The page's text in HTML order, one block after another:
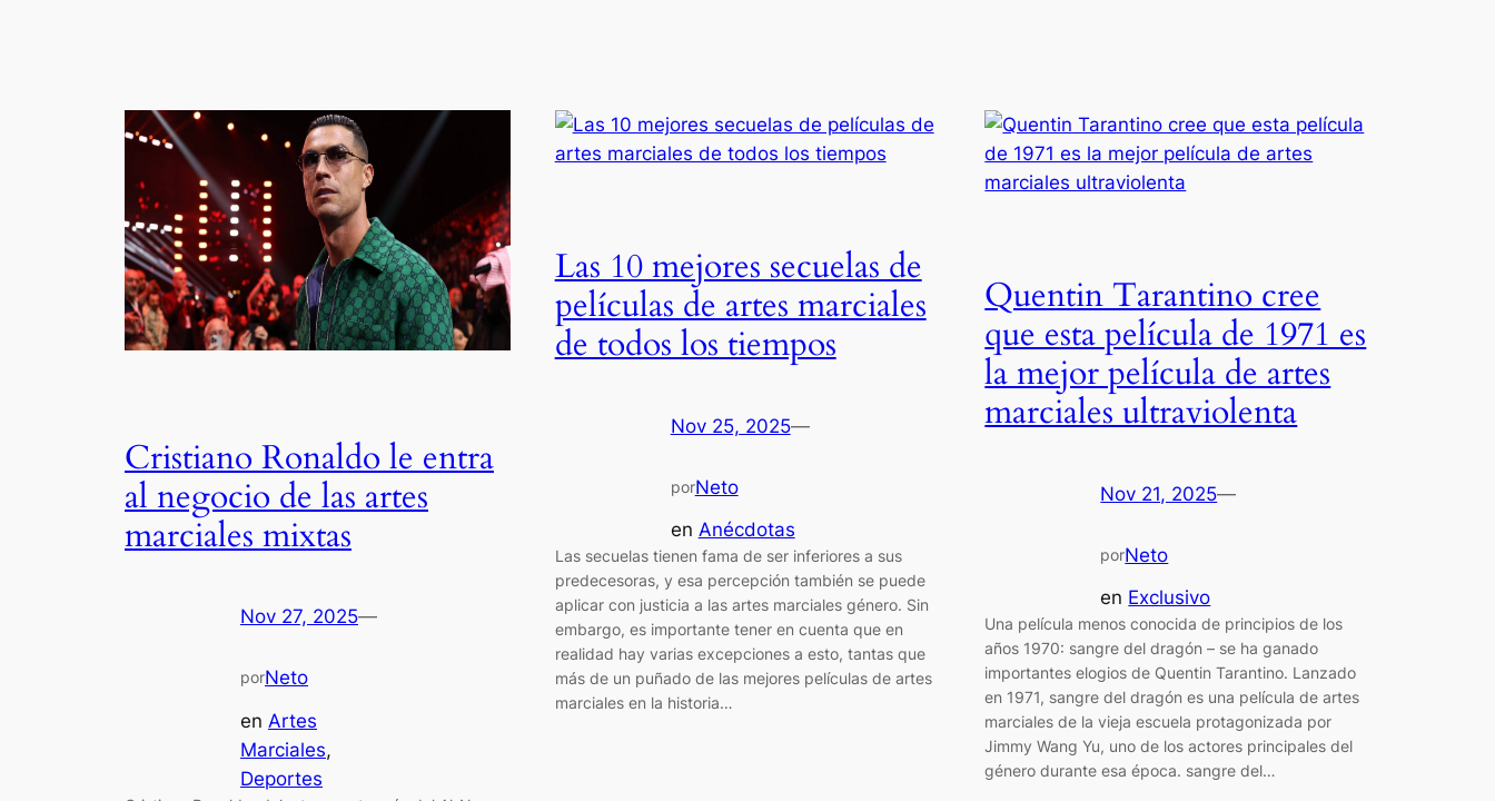
Cristiano Ronaldo le entra
al negocio de las artes
marciales mixtas
Nov 27, 2025—
porNeto
en Artes
Marciales
Deportes
Las 10 mejores secuelas de
películas de artes marciales
de todos los tiempos
Nov 25, 2025—
porNeto
en Anécdotas
Las secuelas tienen fama de ser inferiores a sus
predecesoras, y esa percepción también se puede
aplicar con justicia a las artes marciales género. Sin
embargo, es importante tener en cuenta que en
realidad hay varias excepciones a esto, tantas que
más de un puñado de las mejores películas de artes
marciales en la historia…
Quentin Tarantino cree
que esta película de 1971 es
la mejor película de artes
marciales ultraviolenta
Nov 21, 2025—
porNeto
en Exclusivo
Una película menos conocida de principios de los
años 1970: sangre del dragón – se ha ganado
importantes elogios de Quentin Tarantino. Lanzado
en 1971, sangre del dragón es una película de artes
marciales de la vieja escuela protagonizada por
Jimmy Wang Yu, uno de los actores principales del
género durante esa época. sangre del…